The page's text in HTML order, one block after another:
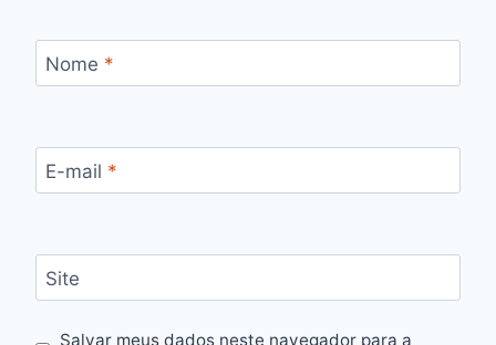
Nome *
E-mail *
Site
Salvar meus dados neste navegador para a